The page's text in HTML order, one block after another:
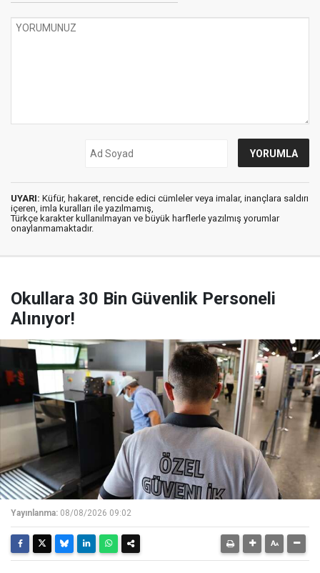
UYARI: Küfür, hakaret, rencide edici cümleler veya imalar, inançlara saldırı
içeren, imla kuralları ile yazılmamış,
Türkçe karakter kullanılmayan ve büyük harflerle yazılmış yorumlar
onaylanmamaktadır.
Okullara 30 Bin Güvenlik Personeli
Alınıyor!
Yayınlanma: 08/08/2026 09:02